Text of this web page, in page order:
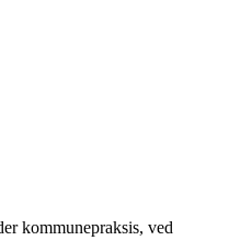
kommunepraksis, ved